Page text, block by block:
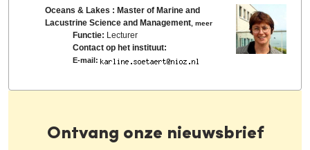
Oceans & Lakes : Master of Marine and
Lacustrine Science and Management ,meer
Functie: Lecturer
Contact op het instituut:
E-mail:
Ontvang onze nieuwsbrief